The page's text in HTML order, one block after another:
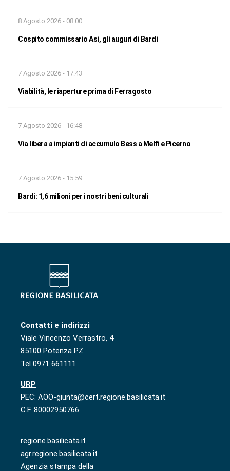
8 Agosto 2026 - 08:00
Cospito commissario Asi, gli auguri di Bardi
7 Agosto 2026 - 17:43
Viabilità, le riaperture prima di Ferragosto
7 Agosto 2026 - 16:48
Via libera a impianti di accumulo Bess a Melfi e Picerno
7 Agosto 2026 - 15:59
Bardi: 1,6 milioni per i nostri beni culturali
Contatti e indirizzi
Viale Vincenzo Verrastro, 4
85100 Potenza PZ
Tel 0971 661111
URP
PEC: AOO-giunta@cert.regione.basilicata.it
C.F. 80002950766
regione.basilicata.it
agr.regione.basilicata.it
Agenzia stampa della